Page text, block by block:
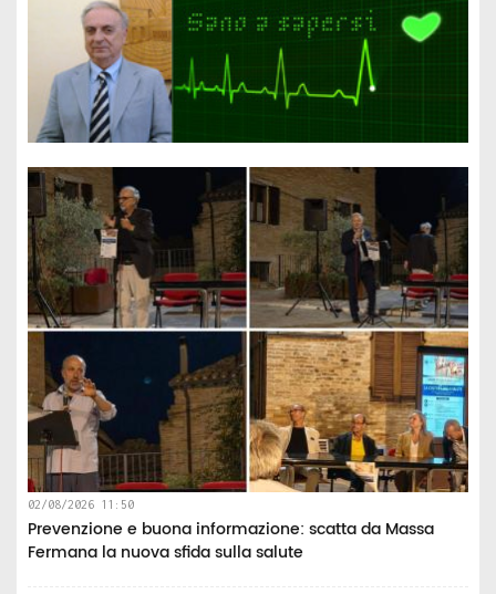
02/08/2026 11:50
Prevenzione e buona informazione: scatta da Massa
Fermana la nuova sfida sulla salute